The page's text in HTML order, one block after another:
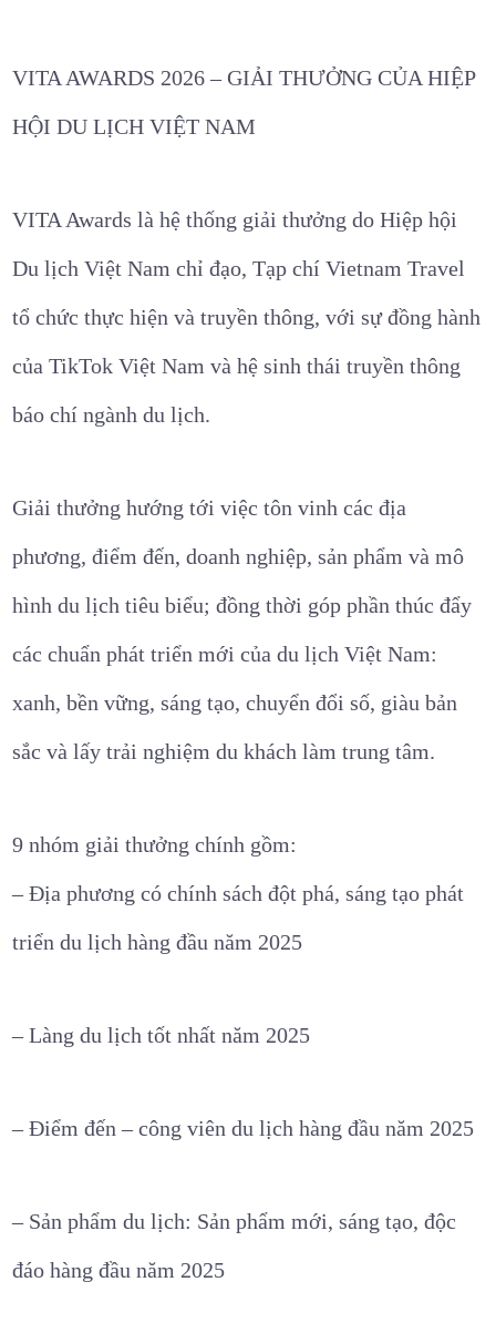
VITA AWARDS 2026 – GIẢI THƯỞNG CỦA HIỆP
HỘI DU LỊCH VIỆT NAM
VITA Awards là hệ thống giải thưởng do Hiệp hội
Du lịch Việt Nam chỉ đạo, Tạp chí Vietnam Travel
tổ chức thực hiện và truyền thông, với sự đồng hành
của TikTok Việt Nam và hệ sinh thái truyền thông
báo chí ngành du lịch.
Giải thưởng hướng tới việc tôn vinh các địa
phương, điểm đến, doanh nghiệp, sản phẩm và mô
hình du lịch tiêu biểu; đồng thời góp phần thúc đẩy
các chuẩn phát triển mới của du lịch Việt Nam:
xanh, bền vững, sáng tạo, chuyển đổi số, giàu bản
sắc và lấy trải nghiệm du khách làm trung tâm.
9 nhóm giải thưởng chính gồm:
– Địa phương có chính sách đột phá, sáng tạo phát
triển du lịch hàng đầu năm 2025
– Làng du lịch tốt nhất năm 2025
– Điểm đến – công viên du lịch hàng đầu năm 2025
– Sản phẩm du lịch: Sản phẩm mới, sáng tạo, độc
đáo hàng đầu năm 2025